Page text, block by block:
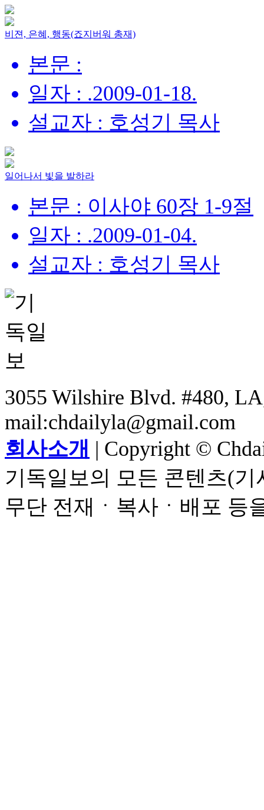
비젼, 은혜, 행동(죠지버워 총재)
본문 :
일자 : .2009-01-18.
설교자 : 호성기 목사
일어나서 빛을 발하라
본문 : 이사야 60장 1-9절
일자 : .2009-01-04.
설교자 : 호성기 목사
3055 Wilshire Blvd. #480,
mail:chdailyla@gmail.com
회사소개 | Copyright ©
기독일보의 모든 콘텐츠(
무단 전재ㆍ복사ㆍ배포 등